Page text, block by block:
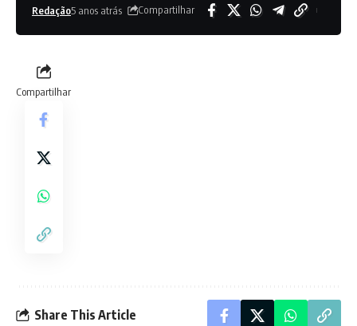
Redação5 anos atrás Compartilhar
Compartilhar
Share This Article